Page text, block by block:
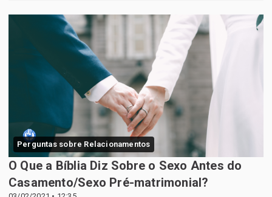
Perguntas sobre Relacionamentos
O Que a Bíblia Diz Sobre o Sexo Antes do
Casamento/Sexo Pré-matrimonial?